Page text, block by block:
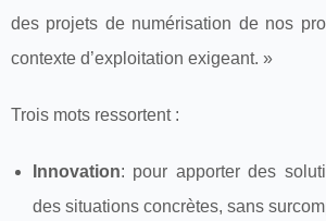
des projets de numérisation de nos
contexte d’exploitation exigeant. »
Trois mots ressortent :
Innovation: pour apporter des
des situations concrètes, sans